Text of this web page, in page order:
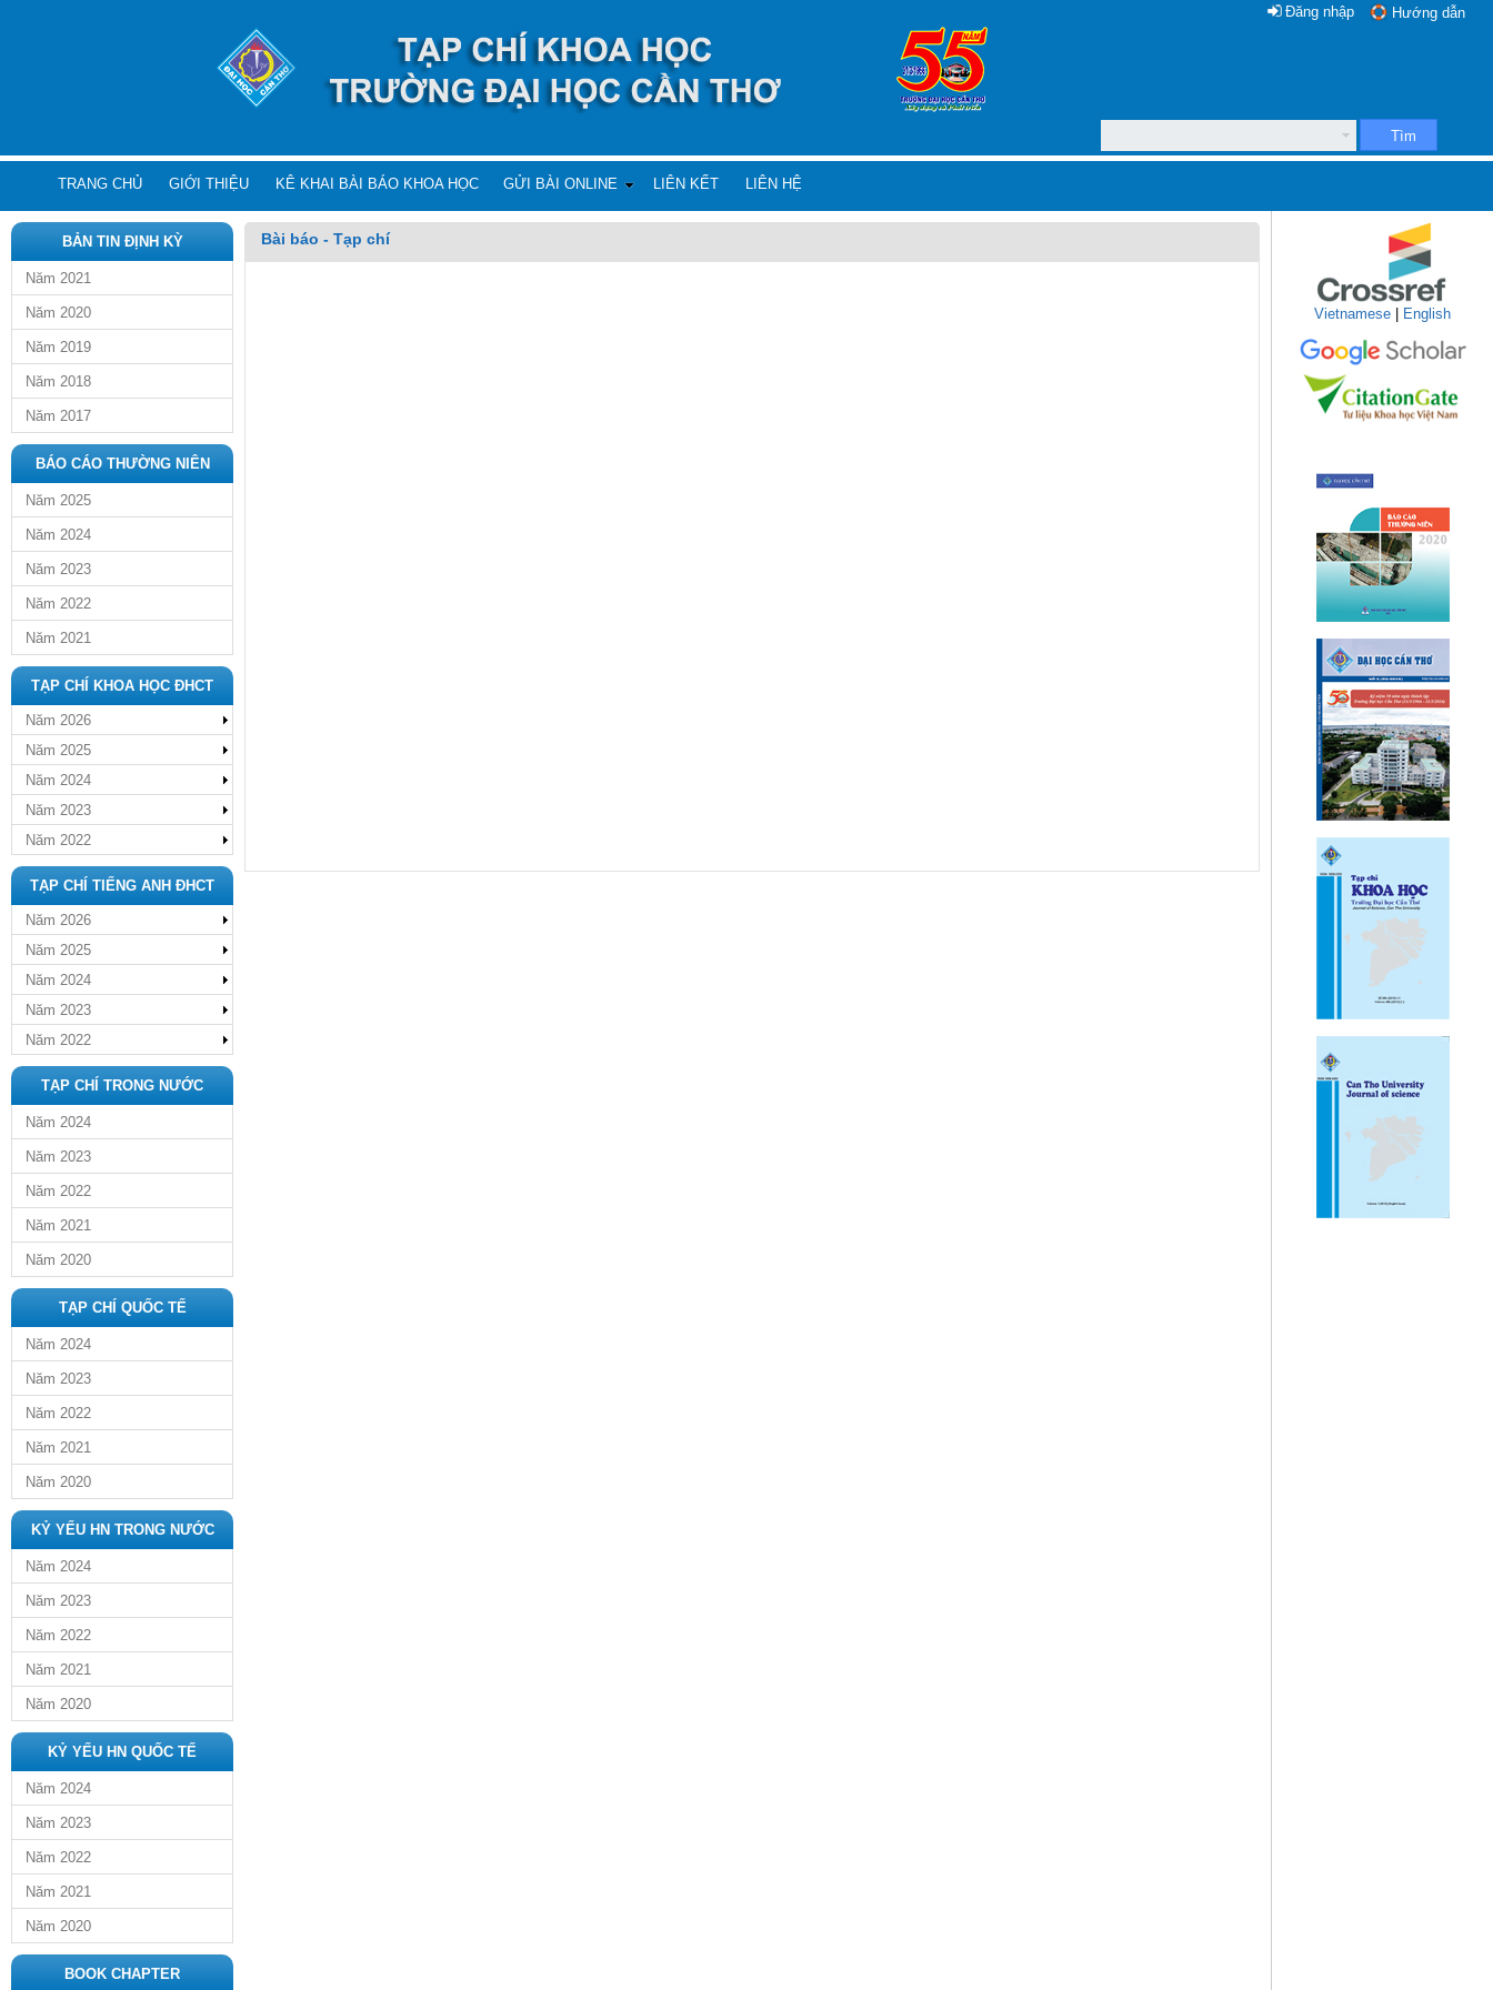
Hướng dẫn
Đăng nhập
Tìm
TRANG CHỦ GIỚI THIỆU KÊ KHAI BÀI BÁO KHOA HỌC GỬI BÀI ONLINE LIÊN KẾT LIÊN HỆ
BẢN TIN ĐỊNH KỲ
Năm 2021
Năm 2020
Năm 2019
Năm 2018
Năm 2017
BÁO CÁO THƯỜNG NIÊN
Năm 2025
Năm 2024
Năm 2023
Năm 2022
Năm 2021
TẠP CHÍ KHOA HỌC ĐHCT
Năm 2026
Năm 2025
Năm 2024
Năm 2023
Năm 2022
TẠP CHÍ TIẾNG ANH ĐHCT
Năm 2026
Năm 2025
Năm 2024
Năm 2023
Năm 2022
TẠP CHÍ TRONG NƯỚC
Năm 2024
Năm 2023
Năm 2022
Năm 2021
Năm 2020
TẠP CHÍ QUỐC TẾ
Năm 2024
Năm 2023
Năm 2022
Năm 2021
Năm 2020
KỶ YẾU HN TRONG NƯỚC
Năm 2024
Năm 2023
Năm 2022
Năm 2021
Năm 2020
KỶ YẾU HN QUỐC TẾ
Năm 2024
Năm 2023
Năm 2022
Năm 2021
Năm 2020
BOOK CHAPTER
Bài báo - Tạp chí
Vietnamese English